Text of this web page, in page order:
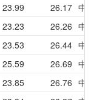
23.99 26.17 中
23.23 26.26 中
23.53 26.44 中
25.59 26.69 中
23.85 26.76 中